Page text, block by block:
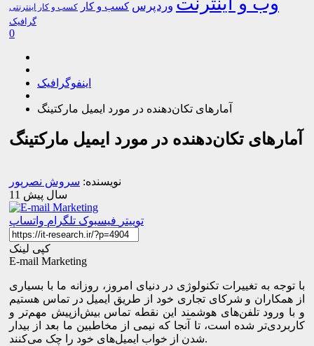
وردپرس کسب و کار کسب و کار اینترنتی
گرافیک
0
اینفوگرافیک
آمارهای تکان‌دهنده در مورد ایمیل مارکتینگ
آمارهای تکان‌دهنده در مورد ایمیل مارکتینگ
نویسنده: سروش نصرپور
11 سال پیش
توییتر فیسبوک تلگرام واتساپ
کپی لینک
E-mail Marketing
با توجه به تغییرات تکنولوژی در دنیای امروز، روزانه ما با بسیاری
از همکاران و شرکای تجاری خود از طریق ایمیل در تماس هستیم
و با ورود تلفن‌های هوشمند این نقطه تماس بیش‌ازپیش مهم‌تر و
کاربردی‌تر شده است، تا آنجا که نیمی از مخاطبین ما بعد از بیدار
شدن از خواب ایمیل‌های خود را چک می‌کنند.